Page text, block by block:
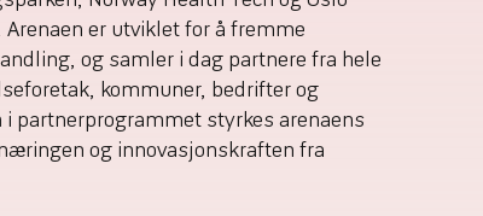
er utviklet for å fremme
og samler i dag partnere fra hele
kommuner, bedrifter og
partnerprogrammet styrkes arenaens
og innovasjonskraften fra